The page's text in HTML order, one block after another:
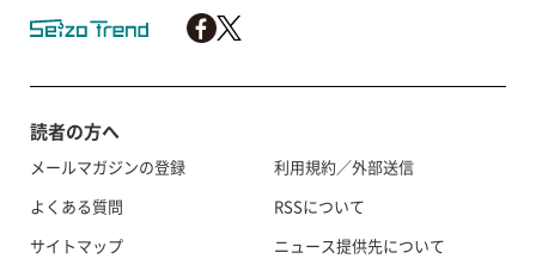
読者の方へ
メールマガジンの登録
よくある質問
サイトマップ
利用規約／外部送信
RSSについて
ニュース提供先について